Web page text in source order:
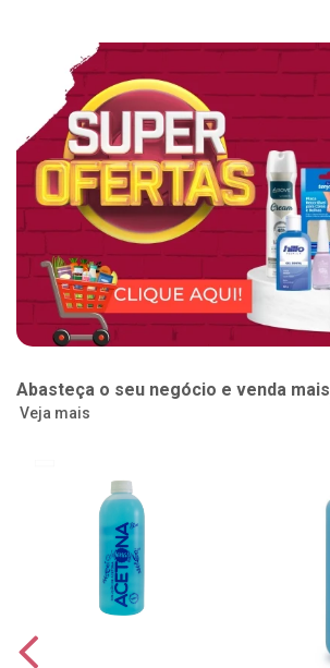
Abasteça o seu negócio e venda mais
Veja mais